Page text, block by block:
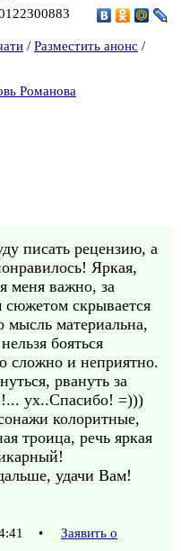
/ Разместить анонс /
Романова
писать рецензию, а
Яркая,
меня важно, за
скрывается
мысль материальна,
бояться
сложно и неприятно.
рвануть за
ух..Спасибо! =)))
колоритные,
троица, речь яркая
удачи Вам!
•
Заявить о